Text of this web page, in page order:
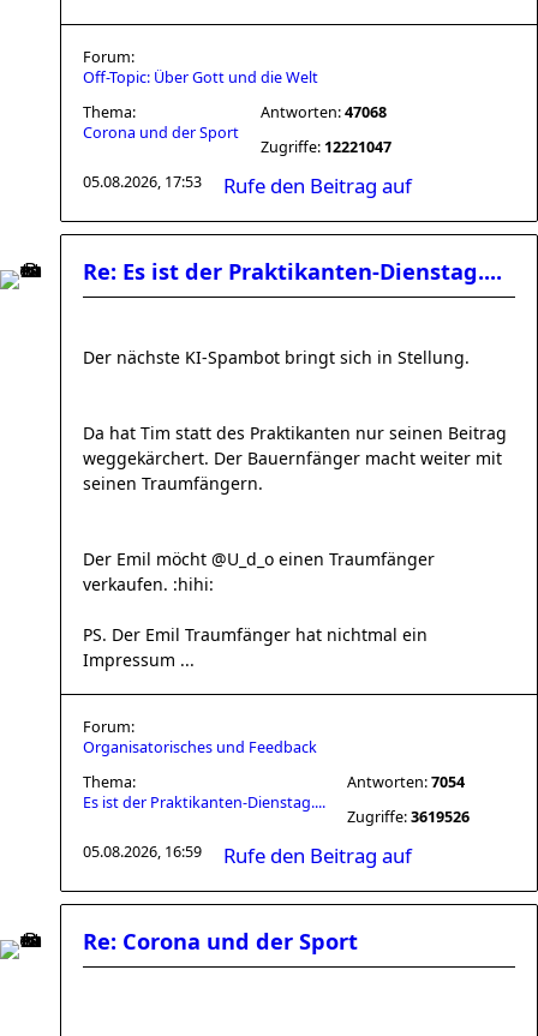
Forum:
Off-Topic: Über Gott und die Welt
Thema:
Corona und der Sport
Antworten:47068
Zugriffe: 12221047
05.08.2026, 17:53
Rufe den Beitrag auf
Re: Es ist der Praktikanten-Dienstag....
Der nächste KI-Spambot bringt sich in Stellung.
Da hat Tim statt des Praktikanten nur seinen Beitrag
weggekärchert. Der Bauernfänger macht weiter mit
seinen Traumfängern.
Der Emil möcht @U_d_o einen Traumfänger
verkaufen. :hihi:
PS. Der Emil Traumfänger hat nichtmal ein
Impressum ...
Forum:
Organisatorisches und Feedback
Thema:
Es ist der Praktikanten-Dienstag....
Antworten:7054
Zugriffe:3619526
05.08.2026, 16:59
Rufe den Beitrag auf
Re: Corona und der Sport